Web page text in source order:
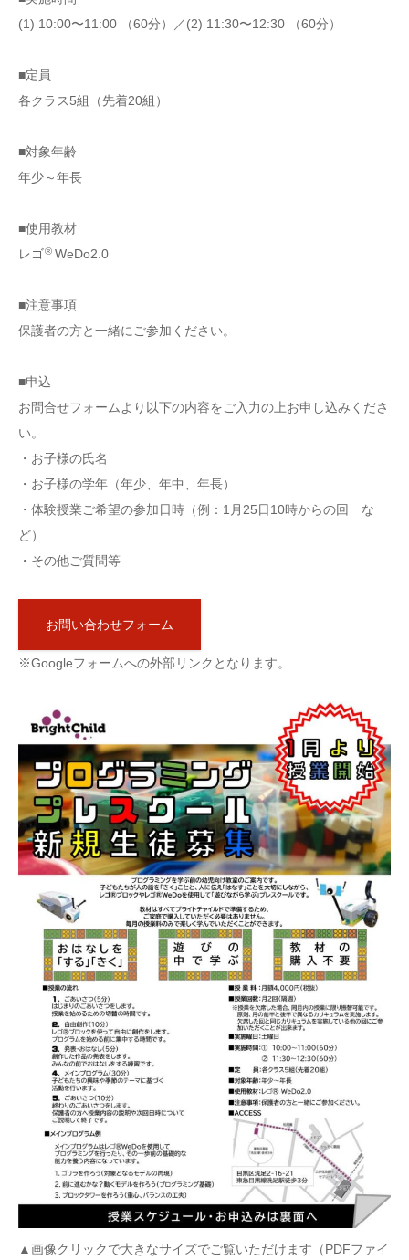
(1) 10:00〜11:00 （60分）／(2) 11:30〜12:30 （60分）
■定員
各クラス5組（先着20組）
■対象年齢
年少～年長
■使用教材
レゴ® WeDo2.0
■注意事項
保護者の方と一緒にご参加ください。
■申込
お問合せフォームより以下の内容をご入力の上お申し込みくださ
い。
・お子様の氏名
・お子様の学年（年少、年中、年長）
・体験授業ご希望の参加日時（例：1月25日10時からの回 な
ど）
・その他ご質問等
お問い合わせフォーム
※Googleフォームへの外部リンクとなります。
▲画像クリックで大きなサイズでご覧いただけます（PDFファイ